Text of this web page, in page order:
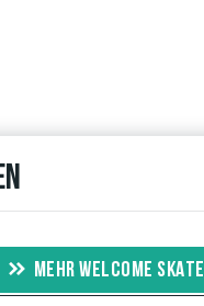
oder Spam und
MEHR WELCOME